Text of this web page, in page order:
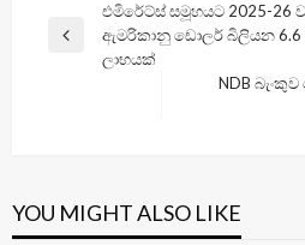
navigation
Previous
එමිරේට්ස් සමූහයට 2025-26
ඇමරිකානු ඩොලර් බිලියන 6.6
ලාභයක්
NDB
YOU MIGHT ALSO LIKE